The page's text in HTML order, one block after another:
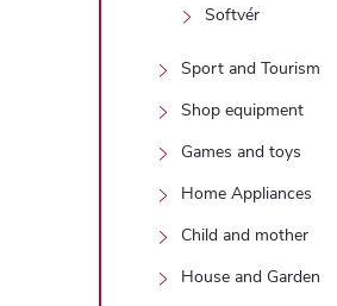
Softvér
Sport and Tourism
Shop equipment
Games and toys
Home Appliances
Child and mother
House and Garden